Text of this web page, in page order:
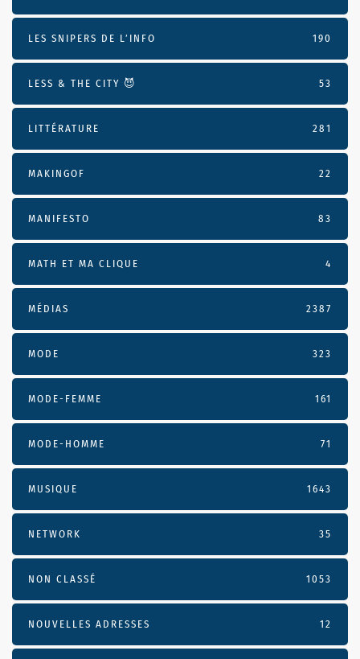
LES SNIPERS DE L’INFO 190
LESS & THE CITY 😈 53
LITTÉRATURE 281
MAKINGOF 22
MANIFESTO 83
MATH ET MA CLIQUE 4
MÉDIAS 2387
MODE 323
MODE-FEMME 161
MODE-HOMME 71
MUSIQUE 1643
NETWORK 35
NON CLASSÉ 1053
NOUVELLES ADRESSES 12